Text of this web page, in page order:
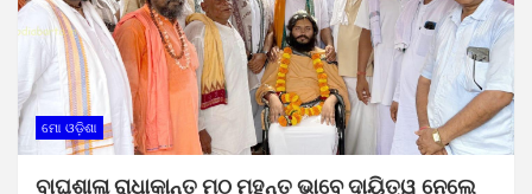
ମୋ ଓଡ଼ିଶା
ବାଘଶାଳା ରାଧାକାନ୍ତ ମଠ ମହନ୍ତ ଭାବେ ଦାୟିତ୍ୱ ନେଲେ